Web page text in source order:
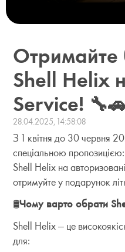
Отримайте
Shell Helix
Service!
28.04.2025, 14:58:08
З 1 квітня до 30 червня
спеціальною
Shell Helix на
отримуйте у подарунок
🛢Чому варто обрати
Shell Helix — це
для: